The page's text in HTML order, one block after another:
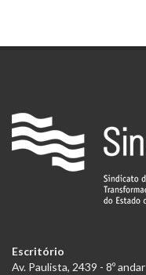
Escritório
Av. Paulista, 2439 - 8º andar